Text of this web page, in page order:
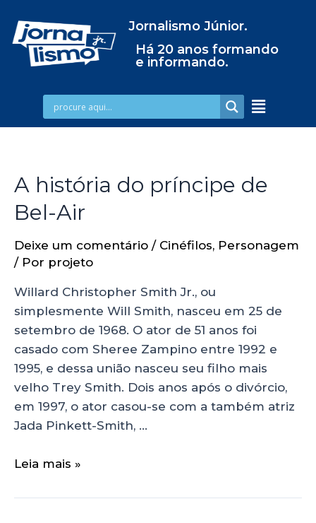
Jornalismo Júnior.
Há 20 anos formando
e informando.
A história do príncipe de
Bel-Air
Deixe um comentário / Cinéfilos, Personagem
/ Por projeto
Willard Christopher Smith Jr., ou
simplesmente Will Smith, nasceu em 25 de
setembro de 1968. O ator de 51 anos foi
casado com Sheree Zampino entre 1992 e
1995, e dessa união nasceu seu filho mais
velho Trey Smith. Dois anos após o divórcio,
em 1997, o ator casou-se com a também atriz
Jada Pinkett-Smith, …
Leia mais »